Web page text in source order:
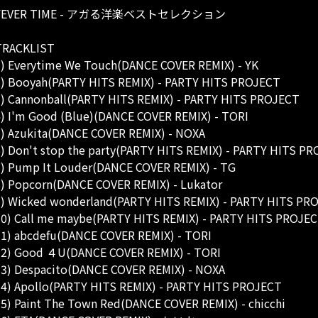
TIME - アガる洋楽ベストセレクション
Everytime We Touch(DANCE COVER REMIX) - YK
Booyah(PARTY HITS REMIX) - PARTY HITS PROJECT
Cannonball(PARTY HITS REMIX) - PARTY HITS PROJECT
I'm Good (Blue)(DANCE COVER REMIX) - TORI
Azukita(DANCE COVER REMIX) - NOXA
Don't stop the party(PARTY HITS REMIX) - PARTY HITS
Pump It Louder(DANCE COVER REMIX) - TG
Popcorn(DANCE COVER REMIX) - Lukator
Wicked wonderland(PARTY HITS REMIX) - PARTY HITS
Call me maybe(PARTY HITS REMIX) - PARTY HITS
abcdefu(DANCE COVER REMIX) - TORI
Good ４U(DANCE COVER REMIX) - TORI
Despacito(DANCE COVER REMIX) - NOXA
Apollo(PARTY HITS REMIX) - PARTY HITS PROJECT
Paint The Town Red(DANCE COVER REMIX) - chicchi